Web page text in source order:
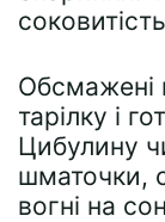
Обсмажені
тарілку і
Цибулину
шматочки,
вогні на